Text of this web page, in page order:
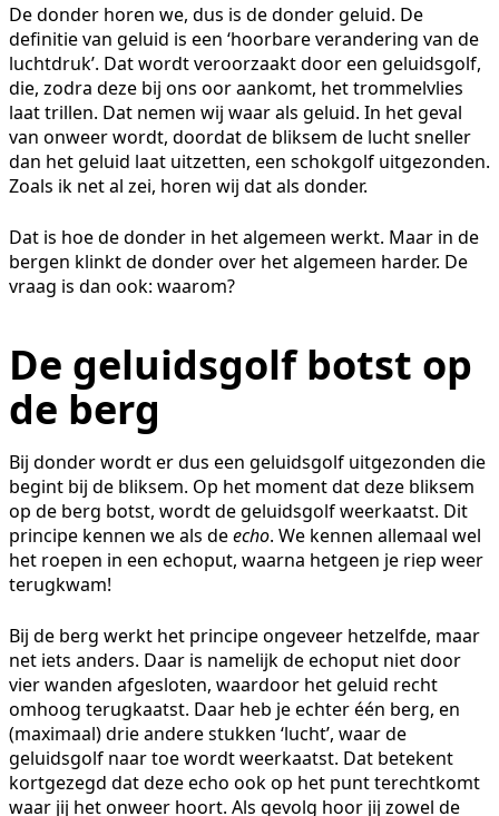
De donder horen we, dus is de donder geluid. De
definitie van geluid is een ‘hoorbare verandering van de
luchtdruk’. Dat wordt veroorzaakt door een geluidsgolf,
die, zodra deze bij ons oor aankomt, het trommelvlies
laat trillen. Dat nemen wij waar als geluid. In het geval
van onweer wordt, doordat de bliksem de lucht sneller
dan het geluid laat uitzetten, een schokgolf uitgezonden.
Zoals ik net al zei, horen wij dat als donder.
Dat is hoe de donder in het algemeen werkt. Maar in de
bergen klinkt de donder over het algemeen harder. De
vraag is dan ook: waarom?
De geluidsgolf botst op
de berg
Bij donder wordt er dus een geluidsgolf uitgezonden die
begint bij de bliksem. Op het moment dat deze bliksem
op de berg botst, wordt de geluidsgolf weerkaatst. Dit
principe kennen we als deecho. We kennen allemaal wel
het roepen in een echoput, waarna hetgeen je riep weer
terugkwam!
Bij de berg werkt het principe ongeveer hetzelfde, maar
net iets anders. Daar is namelijk de echoput niet door
vier wanden afgesloten, waardoor het geluid recht
omhoog terugkaatst. Daar heb je echter één berg, en
(maximaal) drie andere stukken ‘lucht’, waar de
geluidsgolf naar toe wordt weerkaatst. Dat betekent
kortgezegd dat deze echo ook op het punt terechtkomt
waar jij het onweer hoort. Als gevolg hoor jij zowel de